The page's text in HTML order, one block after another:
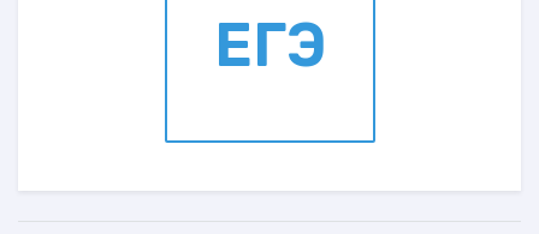
ЕГЭ